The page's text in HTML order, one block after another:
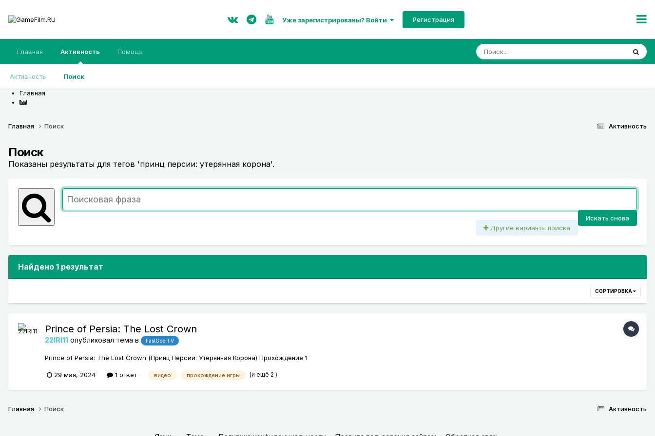
Уже зарегистрированы? Войти Регистрация
Главная Активность
Активность Поиск
Помощь
Главная
Активность
Главная Поиск
Поиск
Показаны результаты для тегов 'принц персии: утерянная корона'.
Искать снова
Другие варианты поиска
Найдено 1 результат
СОРТИРОВКА
Prince of Persia: The Lost Crown
22IRI11 опубликовал тема в FastGoerTV
Prince of Persia: The Lost Crown (Принц Персии: Утерянная Корона) Прохождение 1
29 мая, 2024 1 ответ видео прохождение игры (и ещё 2 )
Активность
Главная Поиск